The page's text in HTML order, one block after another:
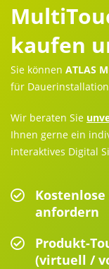
kaufen
Sie können ATLAS
für
Wir beraten Sie
Ihnen gerne ein
interaktives Digital
anfordern
Produkt-
(virtuell /